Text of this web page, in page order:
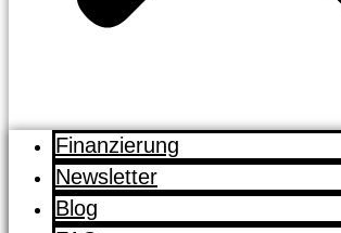
Finanzierung
Newsletter
Blog